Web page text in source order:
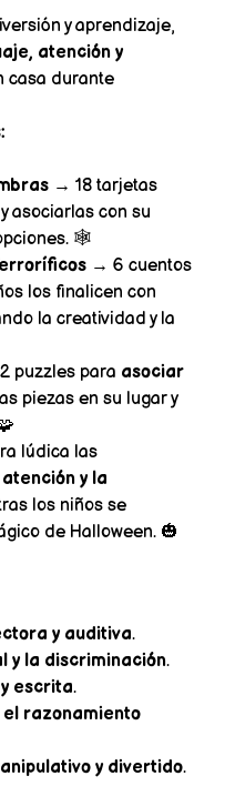
y aprendizaje,
atención y
casa durante
→ 18 tarjetas
asociarlas con su
🕸️
→ 6 cuentos
los finalicen con
la creatividad y la
puzzles para asociar
piezas en su lugar y
lúdica las
y la
los niños se
de Halloween. 🎃
y auditiva.
y la discriminación.
escrita.
razonamiento
y divertido.